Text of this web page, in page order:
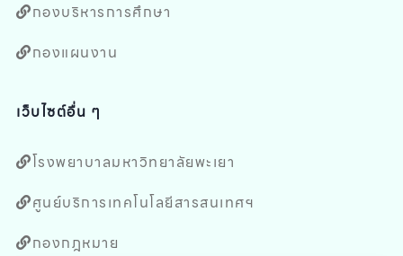
กองบริหารการศึกษา
กองแผนงาน
เว็บไซต์อื่น ๆ
โรงพยาบาลมหาวิทยาลัยพะเยา
ศูนย์บริการเทคโนโลยีสารสนเทศฯ
กองกฎหมาย